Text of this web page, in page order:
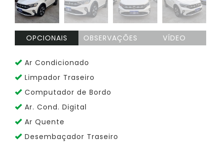
OPCIONAIS OBSERVAÇÕES VÍDEO
Ar Condicionado
Limpador Traseiro
Computador de Bordo
Ar. Cond. Digital
Ar Quente
Desembaçador Traseiro